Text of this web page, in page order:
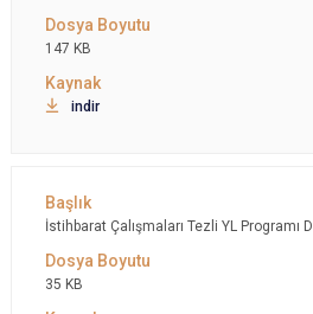
147 KB
indir
İstihbarat Çalışmaları Tezli YL Programı
35 KB